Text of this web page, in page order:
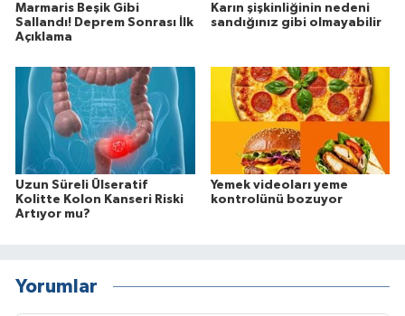
Marmaris Beşik Gibi
Sallandı! Deprem Sonrası İlk
Açıklama
Karın şişkinliğinin nedeni
sandığınız gibi olmayabilir
Uzun Süreli Ülseratif
Kolitte Kolon Kanseri Riski
Artıyor mu?
Yemek videoları yeme
kontrolünü bozuyor
Yorumlar